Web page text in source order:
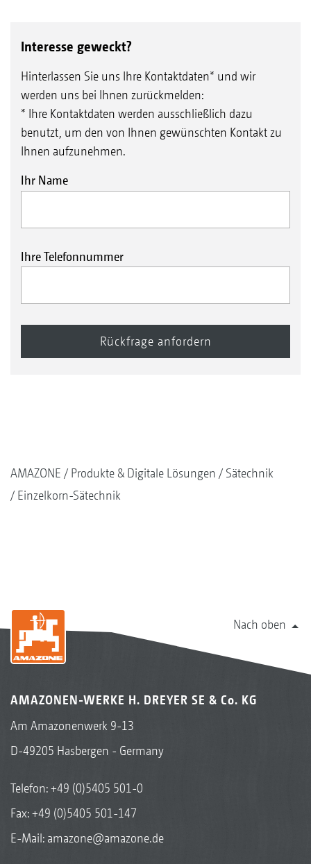
Interesse geweckt?
Hinterlassen Sie uns Ihre Kontaktdaten* und wir
werden uns bei Ihnen zurückmelden:
* Ihre Kontaktdaten werden ausschließlich dazu
benutzt, um den von Ihnen gewünschten Kontakt zu
Ihnen aufzunehmen.
Ihr Name
Ihre Telefonnummer
AMAZONE Produkte & Digitale Lösungen
Sätechnik
Einzelkorn-Sätechnik
Nach oben
AMAZONEN-WERKE H. DREYER SE & Co. KG
Am Amazonenwerk 9-13
D-49205 Hasbergen - Germany
Telefon:+49 (0)5405 501-0
Fax: +49 (0)5405 501-147
E-Mail: amazone@amazone.de